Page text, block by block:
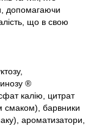
допомагаючи
що в свою
®
калію, цитрат
смаком), барвники
ароматизатори,